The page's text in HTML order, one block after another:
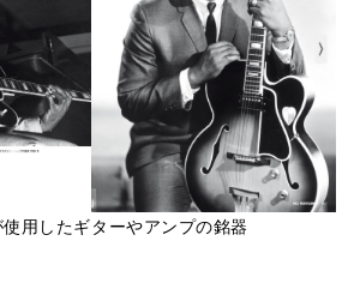
用したギターやアンプの銘器